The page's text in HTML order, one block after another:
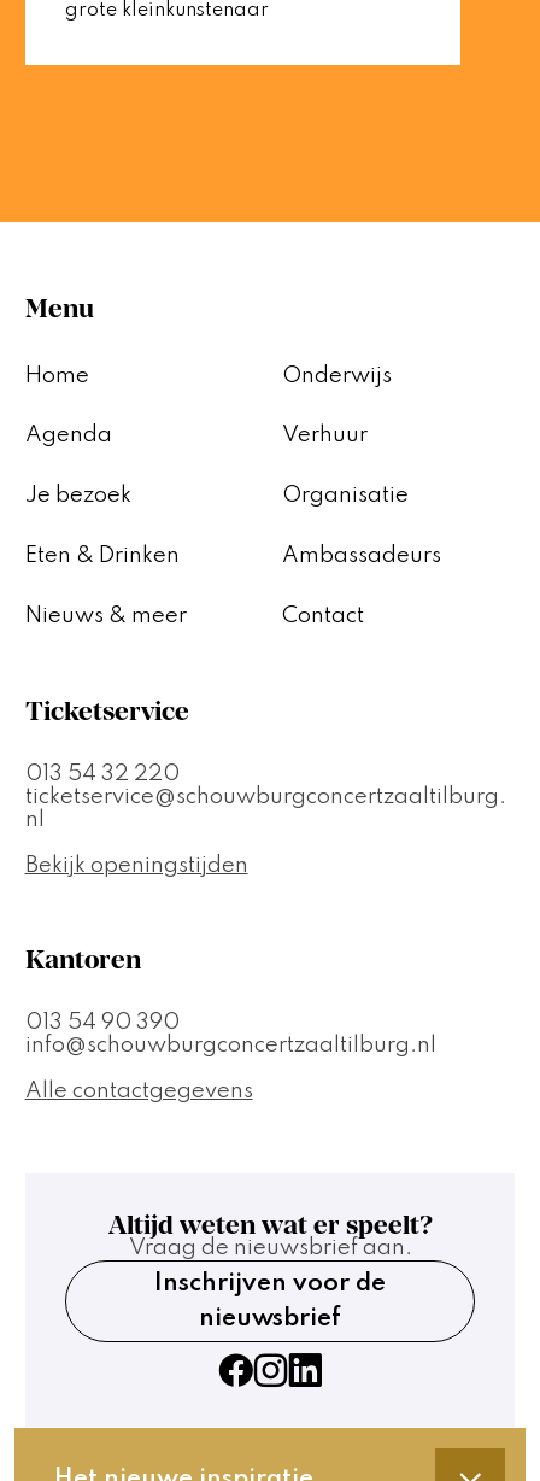
grote kleinkunstenaar
Menu
Home
Agenda
Je bezoek
Eten & Drinken
Nieuws & meer
Onderwijs
Verhuur
Organisatie
Ambassadeurs
Contact
Ticketservice
013 54 32 220
ticketservice@schouwburgconcertzaaltilburg.
nl
Bekijk openingstijden
Kantoren
013 54 90 390
info@schouwburgconcertzaaltilburg.nl
Alle contactgegevens
Altijd weten wat er speelt?
Vraag de nieuwsbrief aan.
Inschrijven voor de
nieuwsbrief